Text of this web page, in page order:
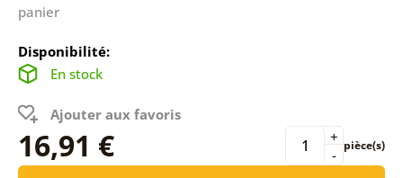
panier
Disponibilité:
En stock
Ajouter aux favoris
16,91 € -
+ pièce(s)